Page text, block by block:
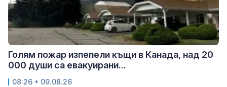
Голям пожар изпепели къщи в Канада, над 20
000 души са евакуирани...
08:26 • 09.08.26